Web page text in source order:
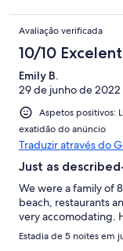
Avaliação verificada
10/10
Emily B.
29 de junho de 2022
Aspetos positivos:
exatidão do anúncio
Traduzir através do
Just as
We were a family of
beach, restaurants
very accomodating.
Estadia de 5 noites em